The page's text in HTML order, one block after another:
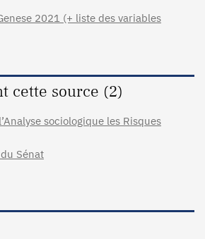
2021 (+ liste des variables
cette source (2)
sociologique les Risques
Sénat